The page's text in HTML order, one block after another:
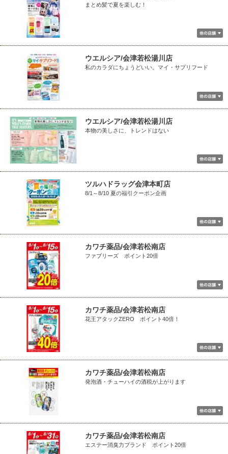
まとめ髪で夏を楽しむ！
ウエルシア/会津若松湯川店
私のカラダにちょうどいい。マイ・サプリフード
ウエルシア/会津若松湯川店
本物の美しさに、トレンドはない
ツルハドラッグ会津本町店
8/1～8/10 夏の福引クーポン企画
カワチ薬品/会津若松南店
ファブリーズ ポイント20倍
カワチ薬品/会津若松南店
花王アタックZERO ポイント40倍！
カワチ薬品/会津若松南店
発泡酒・チューハイの酒税が上がります
カワチ薬品/会津若松南店
エステー消臭力ブランド ポイント20倍